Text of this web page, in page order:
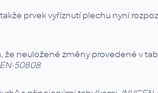
prvek vyříznutí plechu nyní
že neuložené změny provedené v
50808